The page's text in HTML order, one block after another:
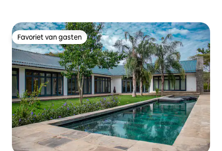
Favoriet van gasten
Favoriet van gasten